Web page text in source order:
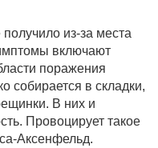
из-за места
включают
поражения
собирается в складки,
В них и
Провоцирует такое
Аксенфельд.